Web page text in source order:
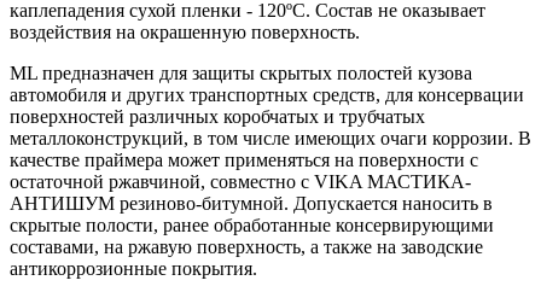
каплепадения сухой пленки - 120ºС. Состав не оказывает
воздействия на окрашенную поверхность.
ML предназначен для защиты скрытых полостей кузова
автомобиля и других транспортных средств, для консервации
поверхностей различных коробчатых и трубчатых
металлоконструкций, в том числе имеющих очаги коррозии. В
качестве праймера может применяться на поверхности с
остаточной ржавчиной, совместно с VIKA МАСТИКА-
АНТИШУМ резиново-битумной. Допускается наносить в
скрытые полости, ранее обработанные консервирующими
составами, на ржавую поверхность, а также на заводские
антикоррозионные покрытия.